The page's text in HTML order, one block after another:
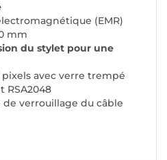
(EMR)
mm
du stylet pour une
pixels avec verre trempé
RSA2048
de verrouillage du câble